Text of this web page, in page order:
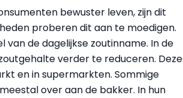
bewuster leven, zijn dit
proberen dit aan te moedigen.
de dagelijkse zoutinname. In de
verder te reduceren. Deze
en in supermarkten. Sommige
over aan de bakker. In hun